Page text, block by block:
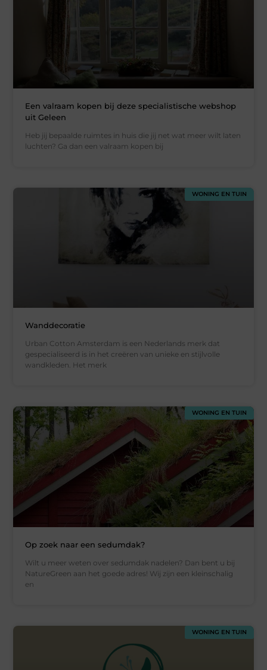
Een valraam kopen bij deze specialistische webshop
uit Geleen
Heb jij bepaalde ruimtes in huis die jij net wat meer wilt laten
luchten? Ga dan een valraam kopen bij
WONING EN TUIN
Wanddecoratie
Urban Cotton Amsterdam is een Nederlands merk dat
gespecialiseerd is in het creëren van unieke en stijlvolle
wandkleden. Het merk
WONING EN TUIN
Op zoek naar een sedumdak?
Wilt u meer weten over sedumdak nadelen? Dan bent u bij
NatureGreen aan het goede adres! Wij zijn een kleinschalig
en
WONING EN TUIN